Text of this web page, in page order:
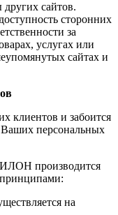
сайтов.
сторонних
за
услугах или
сайтах и
и забоится
Ваших персональных
производится
на